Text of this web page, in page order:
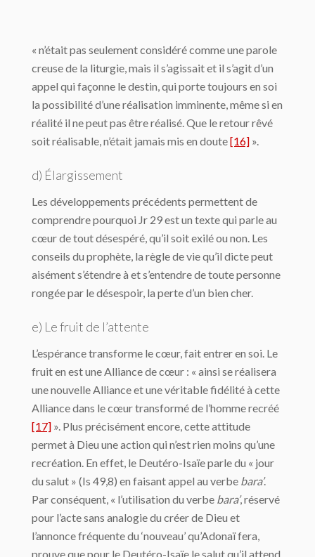
« n’était pas seulement considéré comme une parole
creuse de la liturgie, mais il s’agissait et il s’agit d’un
appel qui façonne le destin, qui porte toujours en soi
la possibilité d’une réalisation imminente, même si en
réalité il ne peut pas être réalisé. Que le retour rêvé
soit réalisable, n’était jamais mis en doute[16] ».
d) Élargissement
Les développements précédents permettent de
comprendre pourquoi Jr 29 est un texte qui parle au
cœur de tout désespéré, qu’il soit exilé ou non. Les
conseils du prophète, la règle de vie qu’il dicte peut
aisément s’étendre à et s’entendre de toute personne
rongée par le désespoir, la perte d’un bien cher.
e) Le fruit de l’attente
L’espérance transforme le cœur, fait entrer en soi. Le
fruit en est une Alliance de cœur : « ainsi se réalisera
une nouvelle Alliance et une véritable fidélité à cette
Alliance dans le cœur transformé de l’homme recréé
[17] ». Plus précisément encore, cette attitude
permet à Dieu une action qui n’est rien moins qu’une
recréation. En effet, le Deutéro-Isaïe parle du « jour
du salut » (Is 49,8) en faisant appel au verbe bara’.
Par conséquent, « l’utilisation du verbe bara’, réservé
pour l’acte sans analogie du créer de Dieu et
l’annonce fréquente du ‘nouveau’ qu’Adonaï fera,
prouve que pour le Deutéro-Isaïe le salut qu’il attend